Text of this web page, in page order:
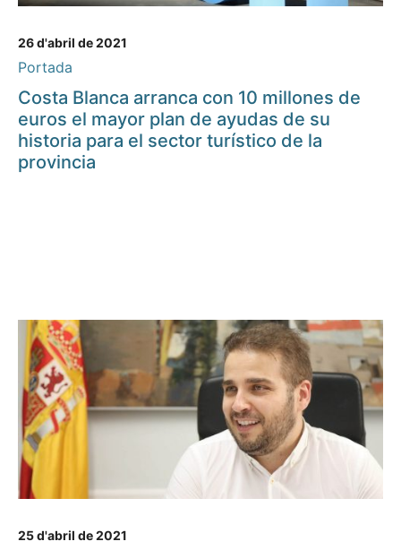
26 d'abril de 2021
Portada
Costa Blanca arranca con 10 millones de
euros el mayor plan de ayudas de su
historia para el sector turístico de la
provincia
25 d'abril de 2021